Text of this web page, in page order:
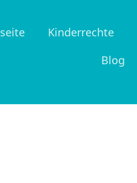
Kinderrechte
Blog